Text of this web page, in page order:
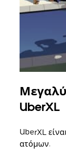
UberXL
UberXL
ατόμων.